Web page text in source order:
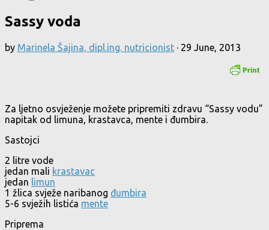
Sassy voda
by Marinela Šajina, dipl.ing. nutricionist · 29 June, 2013
Za ljetno osvježenje možete pripremiti zdravu “Sassy vodu”
napitak od limuna, krastavca, mente i đumbira.
Sastojci
2 litre vode
jedan mali krastavac
jedan limun
1 žlica svježe naribanog đumbira
5-6 svježih listića mente
Priprema